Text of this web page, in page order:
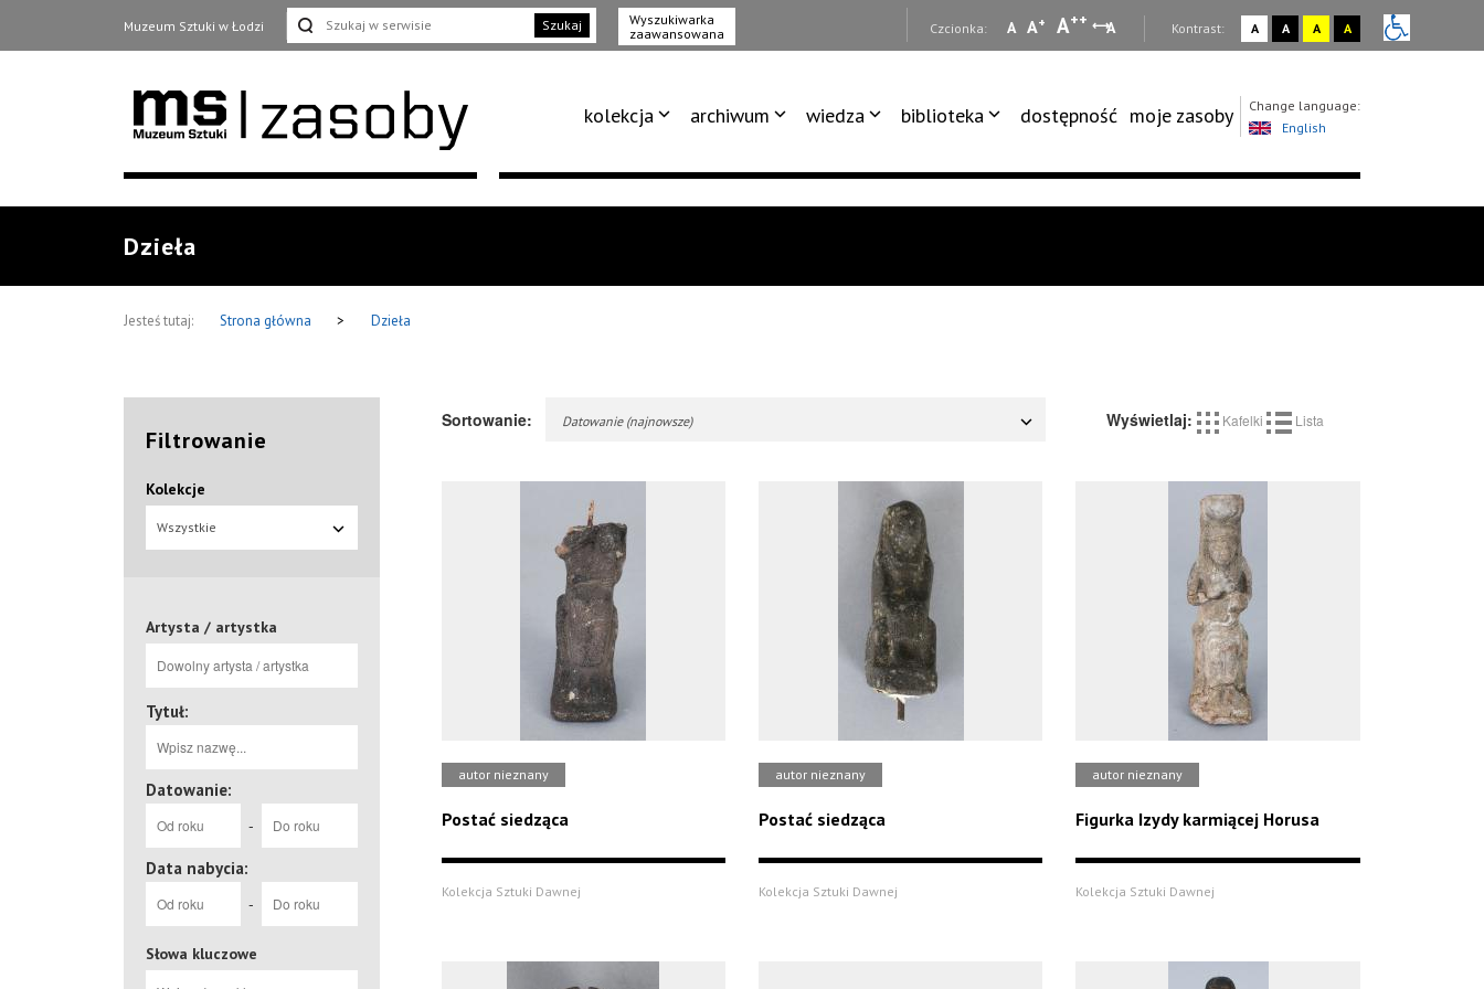
Muzeum Sztuki w Łodzi Szukaj
Wyszukiwarka
zaawansowana
Czcionka: A A+ A++ A Kontrast: A A A A
kolekcja archiwum wiedza biblioteka dostępność moje zasoby
Change language:
English
Dzieła
Jesteś tutaj: Strona główna > Dzieła
Filtrowanie
Kolekcje
Wszystkie
Artysta / artystka
Tytuł:
Datowanie:
-
Data nabycia:
-
Słowa kluczowe
Sortowanie: Datowanie (najnowsze) Wyświetlaj: Kafelki Lista
autor nieznany
Postać siedząca
Kolekcja Sztuki Dawnej
autor nieznany
Postać siedząca
Kolekcja Sztuki Dawnej
autor nieznany
Figurka Izydy karmiącej Horusa
Kolekcja Sztuki Dawnej